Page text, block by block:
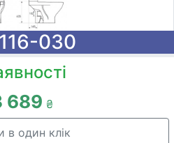
030
689 ₴
в один клік